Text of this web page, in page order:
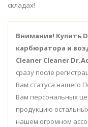
складах!
Внимание! Купить
карбюратора и
Cleaner Cleaner
сразу после
Вам статуса нашего
Вам персональных
продукцию
нашем огромном